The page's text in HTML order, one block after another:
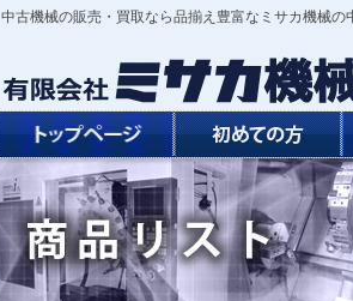
中古機械の販売・買取なら品揃え豊富なミサカ機械